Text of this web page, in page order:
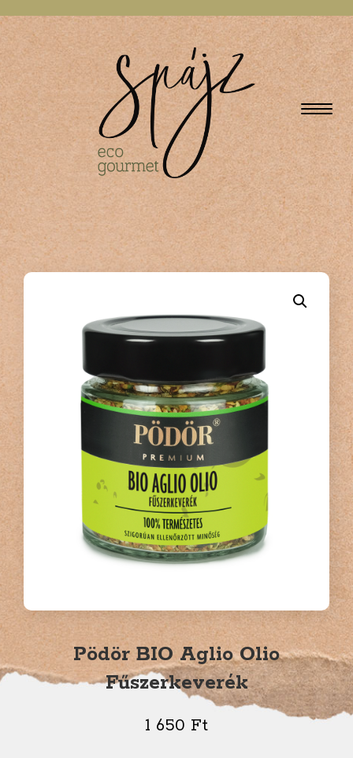
Pödör BIO Aglio Olio
Fűszerkeverék
1 650 Ft